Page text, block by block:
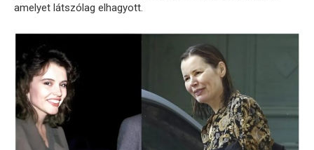
amelyet látszólag elhagyott.